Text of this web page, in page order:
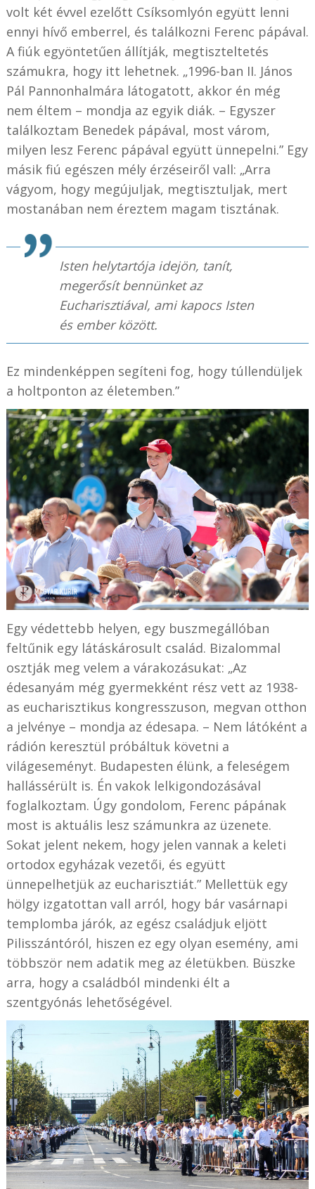
volt két évvel ezelőtt Csíksomlyón együtt lenni
ennyi hívő emberrel, és találkozni Ferenc pápával.
A fiúk egyöntetűen állítják, megtiszteltetés
számukra, hogy itt lehetnek. „1996-ban II. János
Pál Pannonhalmára látogatott, akkor én még
nem éltem – mondja az egyik diák. – Egyszer
találkoztam Benedek pápával, most várom,
milyen lesz Ferenc pápával együtt ünnepelni.” Egy
másik fiú egészen mély érzéseiről vall: „Arra
vágyom, hogy megújuljak, megtisztuljak, mert
mostanában nem éreztem magam tisztának.
Isten helytartója idejön, tanít,
megerősít bennünket az
Eucharisztiával, ami kapocs Isten
és ember között.
Ez mindenképpen segíteni fog, hogy túllendüljek
a holtponton az életemben.”
Egy védettebb helyen, egy buszmegállóban
feltűnik egy látáskárosult család. Bizalommal
osztják meg velem a várakozásukat: „Az
édesanyám még gyermekként rész vett az 1938-
as eucharisztikus kongresszuson, megvan otthon
a jelvénye – mondja az édesapa. – Nem látóként a
rádión keresztül próbáltuk követni a
világeseményt. Budapesten élünk, a feleségem
hallássérült is. Én vakok lelkigondozásával
foglalkoztam. Úgy gondolom, Ferenc pápának
most is aktuális lesz számunkra az üzenete.
Sokat jelent nekem, hogy jelen vannak a keleti
ortodox egyházak vezetői, és együtt
ünnepelhetjük az eucharisztiát.” Mellettük egy
hölgy izgatottan vall arról, hogy bár vasárnapi
templomba járók, az egész családjuk eljött
Pilisszántóról, hiszen ez egy olyan esemény, ami
többször nem adatik meg az életükben. Büszke
arra, hogy a családból mindenki élt a
szentgyónás lehetőségével.